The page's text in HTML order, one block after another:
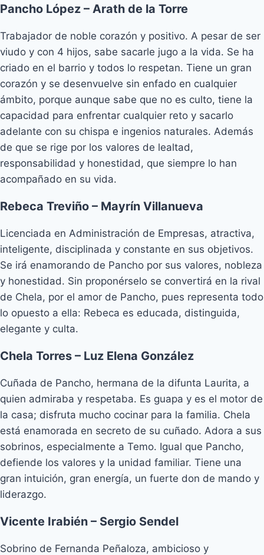
Pancho López – Arath de la Torre
Trabajador de noble corazón y positivo. A pesar de ser
viudo y con 4 hijos, sabe sacarle jugo a la vida. Se ha
criado en el barrio y todos lo respetan. Tiene un gran
corazón y se desenvuelve sin enfado en cualquier
ámbito, porque aunque sabe que no es culto, tiene la
capacidad para enfrentar cualquier reto y sacarlo
adelante con su chispa e ingenios naturales. Además
de que se rige por los valores de lealtad,
responsabilidad y honestidad, que siempre lo han
acompañado en su vida.
Rebeca Treviño – Mayrín Villanueva
Licenciada en Administración de Empresas, atractiva,
inteligente, disciplinada y constante en sus objetivos.
Se irá enamorando de Pancho por sus valores, nobleza
y honestidad. Sin proponérselo se convertirá en la rival
de Chela, por el amor de Pancho, pues representa todo
lo opuesto a ella: Rebeca es educada, distinguida,
elegante y culta.
Chela Torres – Luz Elena González
Cuñada de Pancho, hermana de la difunta Laurita, a
quien admiraba y respetaba. Es guapa y es el motor de
la casa; disfruta mucho cocinar para la familia. Chela
está enamorada en secreto de su cuñado. Adora a sus
sobrinos, especialmente a Temo. Igual que Pancho,
defiende los valores y la unidad familiar. Tiene una
gran intuición, gran energía, un fuerte don de mando y
liderazgo.
Vicente Irabién – Sergio Sendel
Sobrino de Fernanda Peñaloza, ambicioso y